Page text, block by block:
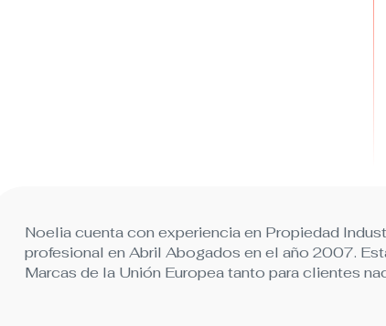
Noelia cuenta con experiencia en Propiedad
profesional en Abril Abogados en el año 2007.
Marcas de la Unión Europea tanto para clientes